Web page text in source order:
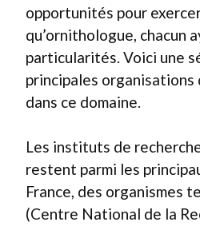
opportunités pour
qu’ornithologue, chacun
particularités. Voici une
principales organisations
dans ce domaine.
Les instituts de
restent parmi les
France, des organismes
(Centre National de la